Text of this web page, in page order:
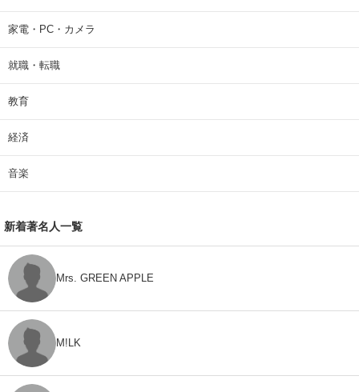
家電・PC・カメラ
就職・転職
教育
経済
音楽
新着著名人一覧
Mrs. GREEN APPLE
M!LK